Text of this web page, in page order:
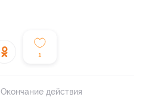
1
Окончание действия